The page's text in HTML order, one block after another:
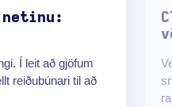
netinu:
Í leit að gjöfum
reiðubúnari til að